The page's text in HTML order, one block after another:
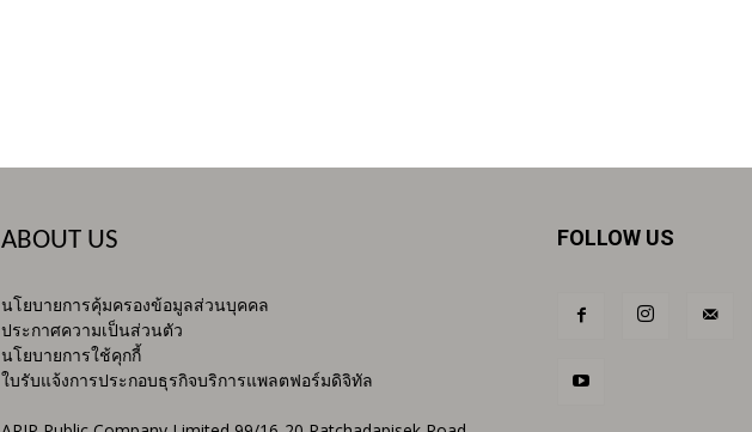
ABOUT US
นโยบายการคุ้มครองข้อมูลส่วนบุคคล
ประกาศความเป็นส่วนตัว
นโยบายการใช้คุกกี้
ใบรับแจ้งการประกอบธุรกิจบริการแพลตฟอร์มดิจิทัล
FOLLOW US